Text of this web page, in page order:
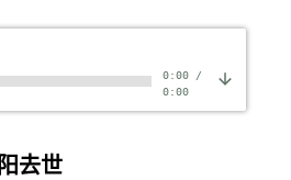
0:00/
0:00
去世